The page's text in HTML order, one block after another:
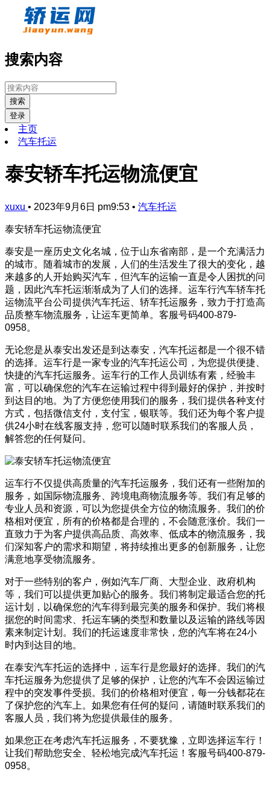
搜索内容
搜索
登录
主页
汽车托运
泰安轿车托运物流便宜
xuxu • 2023年9月6日 pm9:53 • 汽车托运
泰安轿车托运物流便宜
泰安是一座历史文化名城，位于山东省南部，是一个充满活力
的城市。随着城市的发展，人们的生活发生了很大的变化，越
来越多的人开始购买汽车，但汽车的运输一直是令人困扰的问
题，因此汽车托运渐渐成为了人们的选择。运车行汽车轿车托
运物流平台公司提供汽车托运、轿车托运服务，致力于打造高
品质整车物流服务，让运车更简单。客服号码400-879-
0958。
无论您是从泰安出发还是到达泰安，汽车托运都是一个很不错
的选择。运车行是一家专业的汽车托运公司，为您提供便捷、
快捷的汽车托运服务。运车行的工作人员训练有素，经验丰
富，可以确保您的汽车在运输过程中得到最好的保护，并按时
到达目的地。为了方便您使用我们的服务，我们提供各种支付
方式，包括微信支付，支付宝，银联等。我们还为每个客户提
供24小时在线客服支持，您可以随时联系我们的客服人员，
解答您的任何疑问。
运车行不仅提供高质量的汽车托运服务，我们还有一些附加的
服务，如国际物流服务、跨境电商物流服务等。我们有足够的
专业人员和资源，可以为您提供全方位的物流服务。我们的价
格相对便宜，所有的价格都是合理的，不会随意涨价。我们一
直致力于为客户提供高品质、高效率、低成本的物流服务，我
们深知客户的需求和期望，将持续推出更多的创新服务，让您
满意地享受物流服务。
对于一些特别的客户，例如汽车厂商、大型企业、政府机构
等，我们可以提供更加贴心的服务。我们将制定最适合您的托
运计划，以确保您的汽车得到最完美的服务和保护。我们将根
据您的时间需求、托运车辆的类型和数量以及运输的路线等因
素来制定计划。我们的托运速度非常快，您的汽车将在24小
时内到达目的地。
在泰安汽车托运的选择中，运车行是您最好的选择。我们的汽
车托运服务为您提供了足够的保护，让您的汽车不会因运输过
程中的突发事件受损。我们的价格相对便宜，每一分钱都花在
了保护您的汽车上。如果您有任何的疑问，请随时联系我们的
客服人员，我们将为您提供最佳的服务。
如果您正在考虑汽车托运服务，不要犹豫，立即选择运车行！
让我们帮助您安全、轻松地完成汽车托运！客服号码400-879-
0958。